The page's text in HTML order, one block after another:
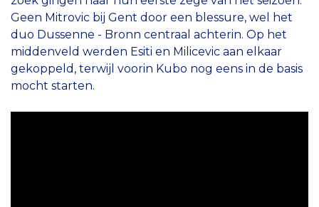
Geen Mitrovic bij Gent door een blessure, wel het
duo Dussenne - Bronn centraal achterin. Op het
middenveld werden Esiti en Milicevic aan elkaar
gekoppeld, terwijl voorin Kubo nog eens in de basis
mocht starten.